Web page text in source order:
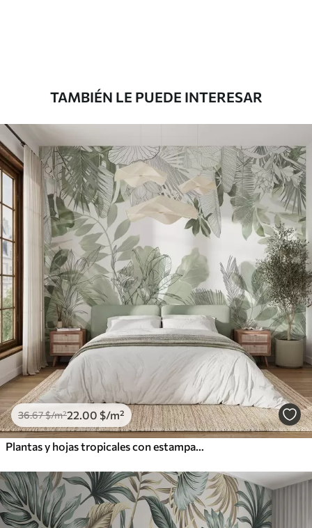
Vinilo Premium
48.3329.00$/m²
TAMBIÉN LE PUEDE INTERESAR
36.67$/m²22 .00 $/m²